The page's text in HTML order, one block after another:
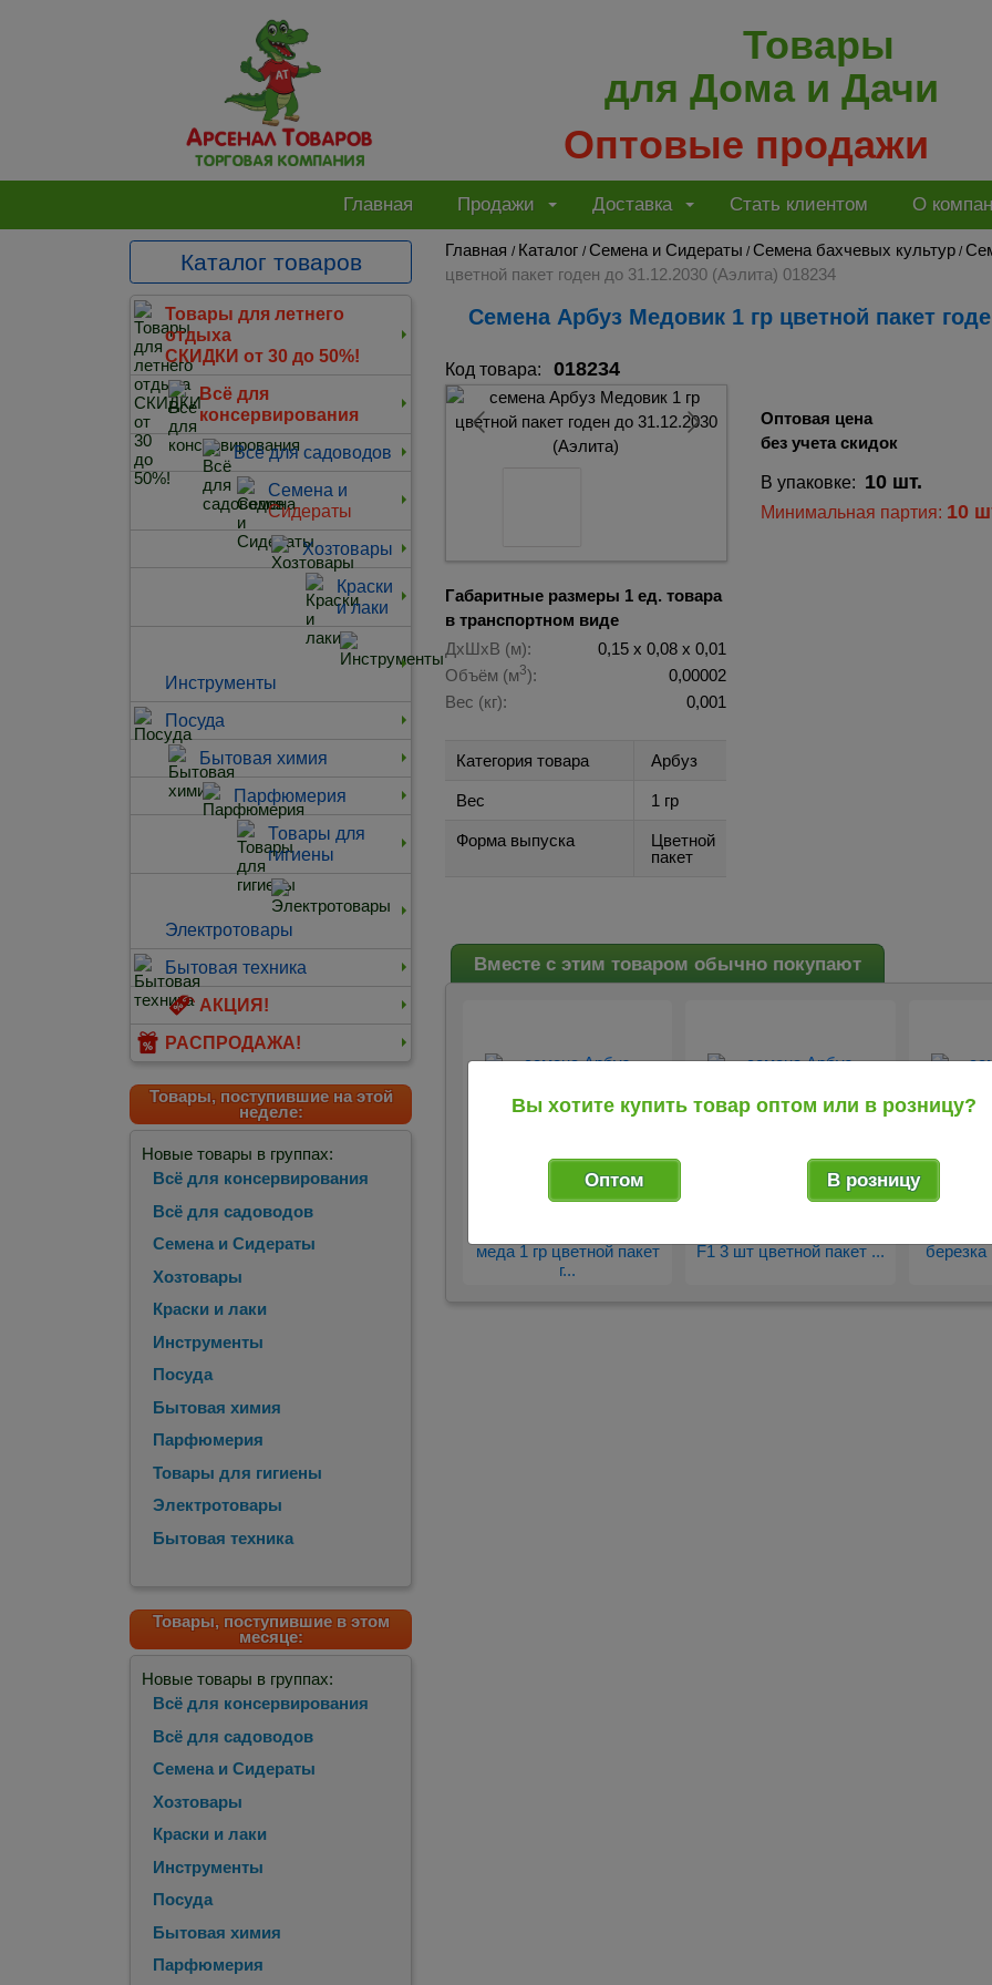
Товары
для Дома и Дачи
Оптовые продажи
Главная Продажи Доставка Стать клиентом О
Каталог товаров
Товары для летнего
отдыха
СКИДКИ от 30 до 50%!
Всё для
консервирования
Всё для садоводов
Семена и
Сидераты
Хозтовары
Краски
и лаки
Инструменты
Посуда
Бытовая химия
Парфюмерия
Товары для
гигиены
Электротовары
Бытовая техника
АКЦИЯ!
РАСПРОДАЖА!
Товары, поступившие на этой
неделе:
Новые товары в группах:
Всё для консервирования
Всё для садоводов
Семена и Сидераты
Хозтовары
Краски и лаки
Инструменты
Посуда
Бытовая химия
Парфюмерия
Товары для гигиены
Электротовары
Бытовая техника
Товары, поступившие в этом
месяце:
Новые товары в группах:
Всё для консервирования
Всё для садоводов
Семена и Сидераты
Хозтовары
Краски и лаки
Инструменты
Посуда
Бытовая химия
Парфюмерия
Главная / Каталог /Семена и Сидераты /Семена бахчевых культур /
цветной пакет годен до 31.12.2030 (Аэлита) 018234
Семена Арбуз Медовик 1 гр цветной пакет
Код товара: 018234
Габаритные размеры 1 ед. товара
в транспортном виде
ДхШхВ (м):
0,15 х 0,08 х 0,01
Объём (м3):
0,00002
Вес (кг):
0,001
Категория товара Арбуз
Вес 1 гр
Форма выпуска
Цветной
пакет
Оптовая цена
без учета скидок
В упаковке: 10 шт.
Минимальная партия: 10
Вместе с этим товаром обычно покупают
19
меда 1 гр цветной пакет
г...
F1 3 шт цветной пакет ...
Вы хотите купить товар оптом или в розницу?
Оптом В розницу